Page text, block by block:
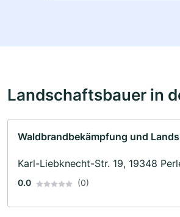
Landschaftsbauer in
Waldbrandbekämpfung und
Karl-Liebknecht-Str. 19, 19348
0.0 (0)